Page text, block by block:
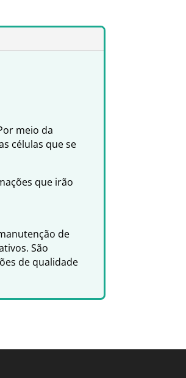
meio da
células que se
que irão
de
São
de qualidade